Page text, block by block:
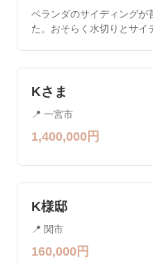
ベランダのサイディングが
た。おそらく水切りとサイ
りと削ぎ落としをしました。
Kさま
📍 一宮市
1,400,000 円
K様邸
📍 関市
160,000 円